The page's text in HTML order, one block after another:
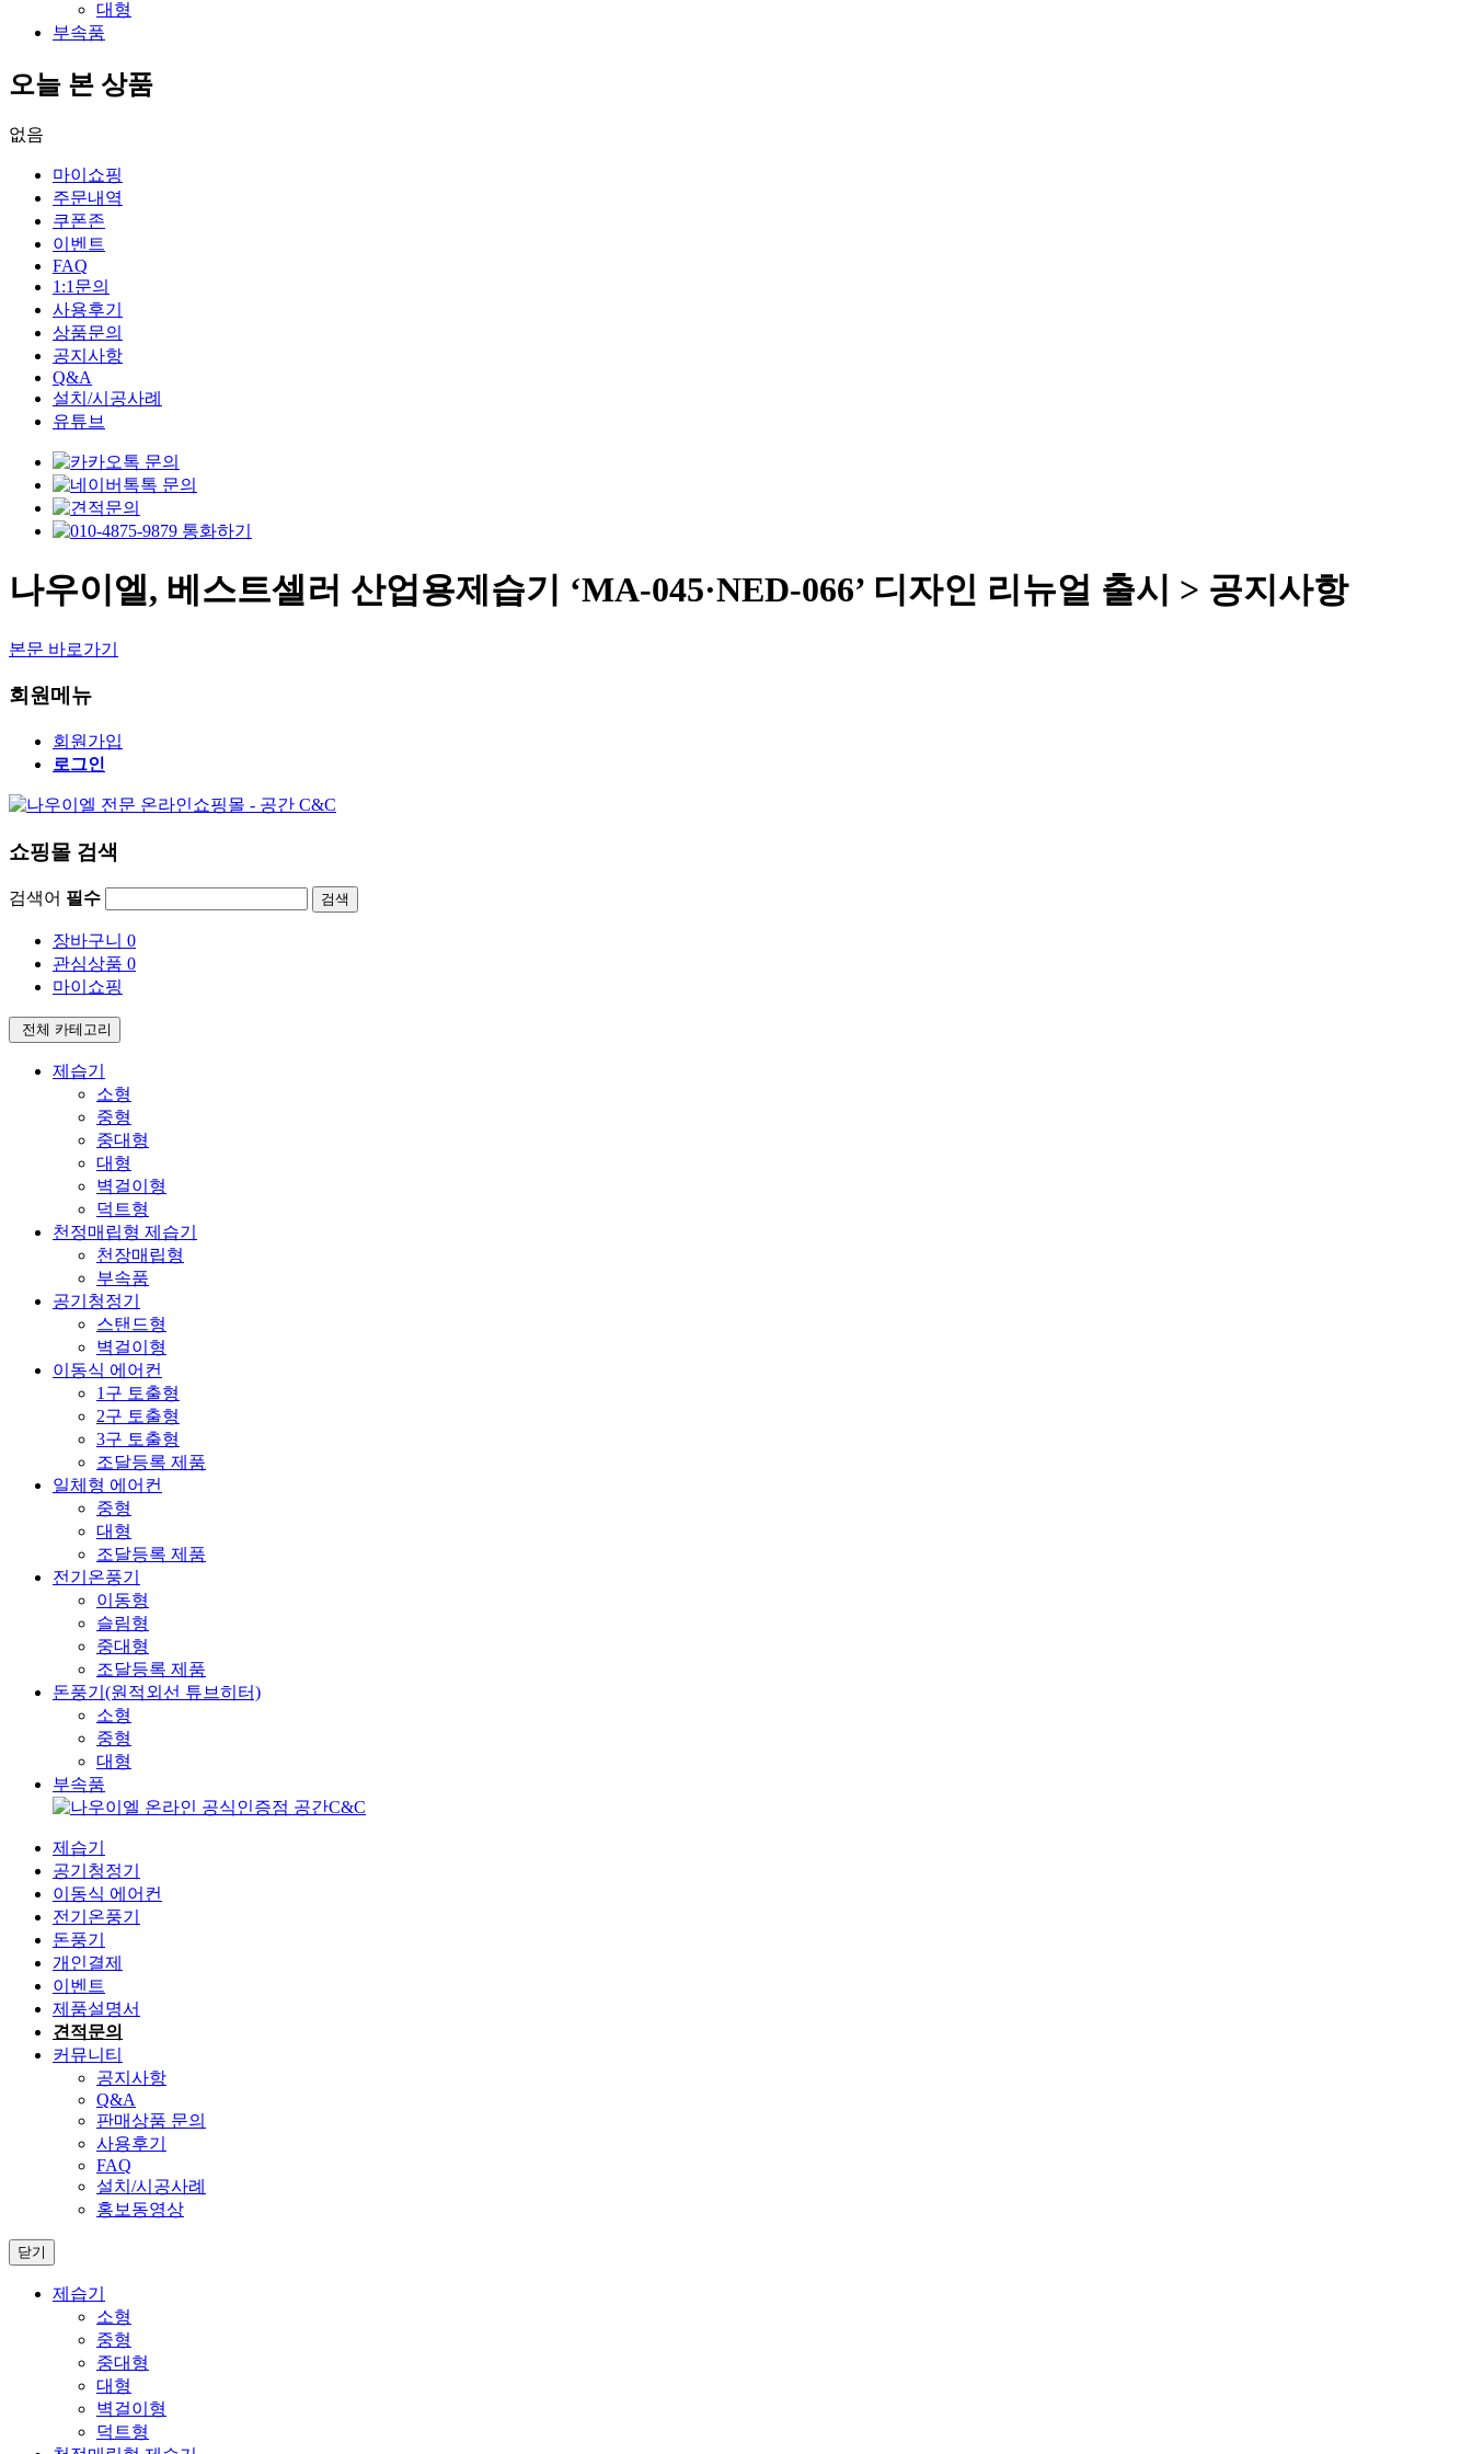
대형
부속품
오늘 본 상품
없음
마이쇼핑
주문내역
쿠폰존
이벤트
FAQ
1:1문의
사용후기
상품문의
공지사항
Q&A
설치/시공사례
유튜브
나우이엘, 베스트셀러 산업용제습기 ‘MA-045·NED-066’ 디자인 리뉴얼 출시 > 공지사항
본문 바로가기
회원메뉴
회원가입
로그인
쇼핑몰 검색
검색어 필수 검색
장바구니 0
관심상품 0
마이쇼핑
전체 카테고리
제습기
소형
중형
중대형
대형
벽걸이형
덕트형
천정매립형 제습기
천장매립형
부속품
공기청정기
스탠드형
벽걸이형
이동식 에어컨
1구 토출형
2구 토출형
3구 토출형
조달등록 제품
일체형 에어컨
중형
대형
조달등록 제품
전기온풍기
이동형
슬림형
중대형
조달등록 제품
돈풍기(원적외선 튜브히터)
소형
중형
대형
부속품
제습기
공기청정기
이동식 에어컨
전기온풍기
돈풍기
개인결제
이벤트
제품설명서
견적문의
커뮤니티
공지사항
Q&A
판매상품 문의
사용후기
FAQ
설치/시공사례
홍보동영상
닫기
제습기
소형
중형
중대형
대형
벽걸이형
덕트형